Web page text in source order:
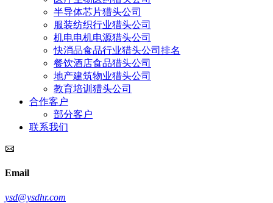
半导体芯片猎头公司
服装纺织行业猎头公司
机电电机电源猎头公司
快消品食品行业猎头公司排名
餐饮酒店食品猎头公司
地产建筑物业猎头公司
教育培训猎头公司
合作客户
部分客户
联系我们
Email
ysd@ysdhr.com